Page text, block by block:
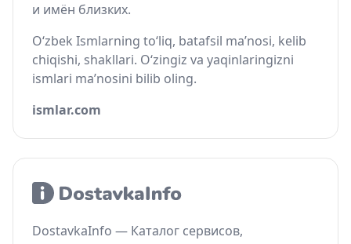
и имён близких.
O‘zbek Ismlarning to‘liq, batafsil ma’nosi, kelib
chiqishi, shakllari. O‘zingiz va yaqinlaringizni
ismlari ma’nosini bilib oling.
ismlar.com
DostavkaInfo — Каталог сервисов,